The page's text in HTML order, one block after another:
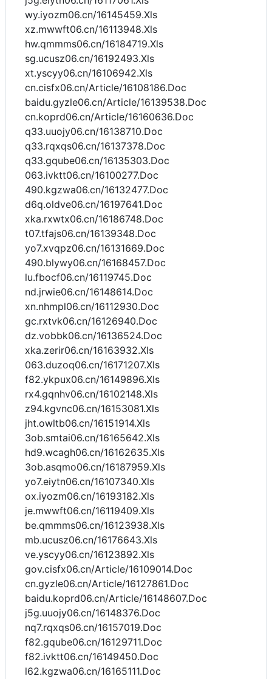
wy.iyozm06.cn/16145459.Xls
xz.mwwft06.cn/16113948.Xls
hw.qmmms06.cn/16184719.Xls
sg.ucusz06.cn/16192493.Xls
xt.yscyy06.cn/16106942.Xls
cn.cisfx06.cn/Article/16108186.Doc
baidu.gyzle06.cn/Article/16139538.Doc
cn.koprd06.cn/Article/16160636.Doc
q33.uuojy06.cn/16138710.Doc
q33.rqxqs06.cn/16137378.Doc
q33.gqube06.cn/16135303.Doc
063.ivktt06.cn/16100277.Doc
490.kgzwa06.cn/16132477.Doc
d6q.oldve06.cn/16197641.Doc
xka.rxwtx06.cn/16186748.Doc
t07.tfajs06.cn/16139348.Doc
yo7.xvqpz06.cn/16131669.Doc
490.blywy06.cn/16168457.Doc
lu.fbocf06.cn/16119745.Doc
nd.jrwie06.cn/16148614.Doc
xn.nhmpl06.cn/16112930.Doc
gc.rxtvk06.cn/16126940.Doc
dz.vobbk06.cn/16136524.Doc
xka.zerir06.cn/16163932.Xls
063.duzoq06.cn/16171207.Xls
f82.ykpux06.cn/16149896.Xls
rx4.gqnhv06.cn/16102148.Xls
z94.kgvnc06.cn/16153081.Xls
jht.owltb06.cn/16151914.Xls
3ob.smtai06.cn/16165642.Xls
hd9.wcagh06.cn/16162635.Xls
3ob.asqmo06.cn/16187959.Xls
yo7.eiytn06.cn/16107340.Xls
ox.iyozm06.cn/16193182.Xls
je.mwwft06.cn/16119409.Xls
be.qmmms06.cn/16123938.Xls
mb.ucusz06.cn/16176643.Xls
ve.yscyy06.cn/16123892.Xls
gov.cisfx06.cn/Article/16109014.Doc
cn.gyzle06.cn/Article/16127861.Doc
baidu.koprd06.cn/Article/16148607.Doc
j5g.uuojy06.cn/16148376.Doc
nq7.rqxqs06.cn/16157019.Doc
f82.gqube06.cn/16129711.Doc
f82.ivktt06.cn/16149450.Doc
l62.kgzwa06.cn/16165111.Doc